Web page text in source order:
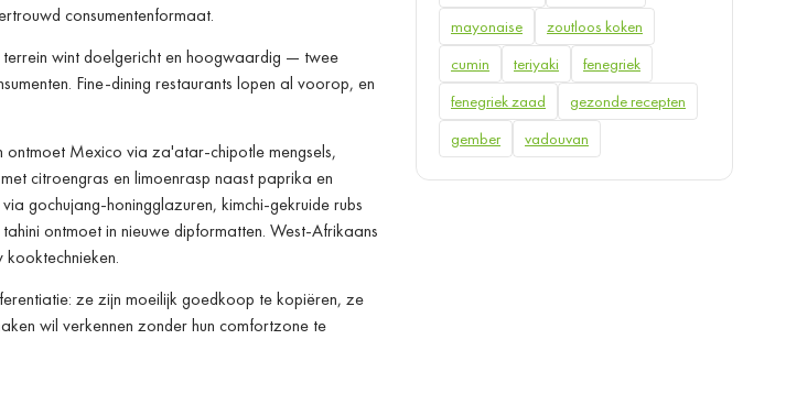
consumentenformaat.
wint doelgericht en hoogwaardig — twee
Fine-dining restaurants lopen al voorop, en
ontmoet Mexico via za'atar-chipotle mengsels,
citroengras en limoenrasp naast paprika en
gochujang-honingglazuren, kimchi-gekruide rubs
ontmoet in nieuwe dipformat­ten. West-Afrikaans
ze zijn moeilijk goedkoop te kopiëren, ze
wil verkennen zonder hun comfortzone te
mayonaise
zoutloos koken
cumin
teriyaki
fenegriek
fenegriek zaad
gezonde recepten
gember
vadouvan